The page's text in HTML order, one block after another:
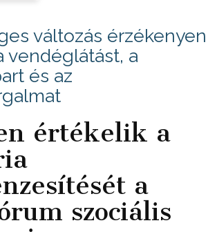
változás érzékenyen
vendéglátást, a
és az
értékelik a
a
szociális